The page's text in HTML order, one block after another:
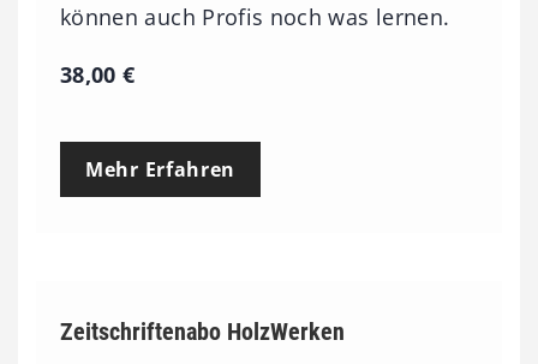
können auch Profis noch was lernen.
38,00€
Mehr Erfahren
Zeitschriftenabo HolzWerken